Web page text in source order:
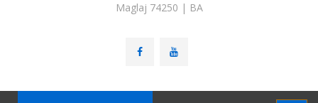
Maglaj 74250 | BA